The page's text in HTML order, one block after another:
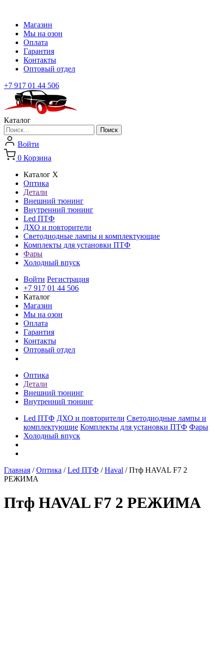
Магазин
Мы на озон
Оплата
Гарантия
Контакты
Оптовый отдел
+7 917 01 44 506
Каталог
Найти:
Войти
0 Корзина
Каталог X
Оптика
Детали
Внешний тюнинг
Внутренний тюнинг
Led ПТФ
ДХО и повторители
Светодиодные лампы и комплектующие
Комплекты для установки ПТФ
Фары
Холодный впуск
Войти Регистрация
+7 917 01 44 506
Каталог
Магазин
Мы на озон
Оплата
Гарантия
Контакты
Оптовый отдел
Оптика
Детали
Внешний тюнинг
Внутренний тюнинг
Led ПТФ ДХО и повторители Светодиодные лампы и
комплектующие Комплекты для установки ПТФ Фары
Холодный впуск
Главная /Оптика /Led ПТФ /Haval / Птф HAVAL F7 2
РЕЖИМА
Птф HAVAL F7 2 РЕЖИМА